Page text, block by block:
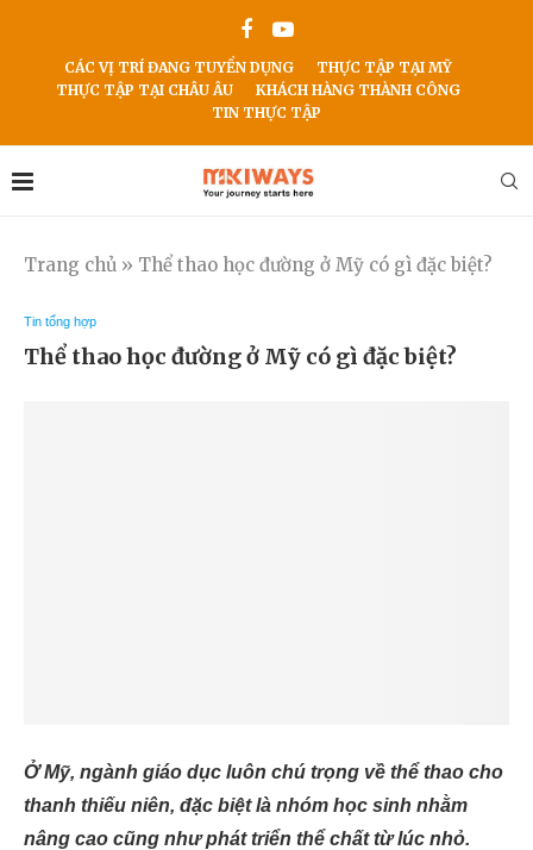
CÁC VỊ TRÍ ĐANG TUYỂN DỤNG
THỰC TẬP TẠI MỸ
THỰC TẬP TẠI CHÂU ÂU
KHÁCH HÀNG THÀNH CÔNG
TIN THỰC TẬP
Trang chủ » Thể thao học đường ở Mỹ có gì đặc biệt?
Tin tổng hợp
Thể thao học đường ở Mỹ có gì đặc biệt?
Ở Mỹ, ngành giáo dục luôn chú trọng về thể thao cho
thanh thiếu niên, đặc biệt là nhóm học sinh nhằm
nâng cao cũng như phát triển thể chất từ lúc nhỏ.